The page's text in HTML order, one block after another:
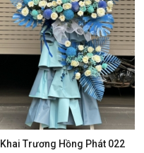
Khai Trương Hồng Phát 022
Mua ngay